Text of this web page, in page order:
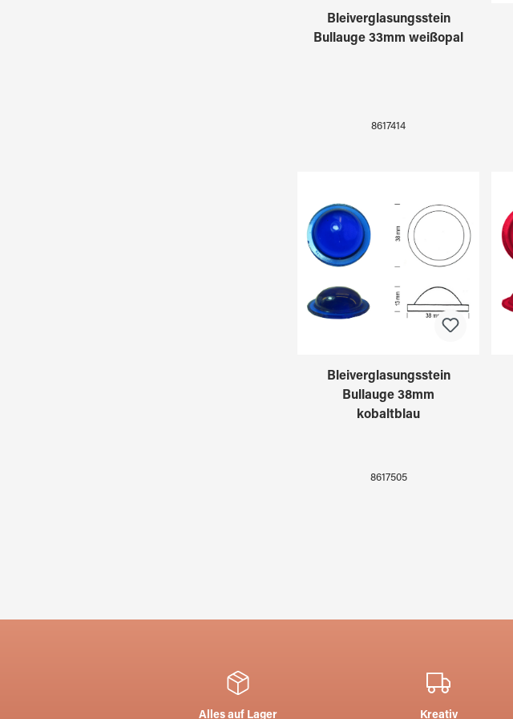
Bleiverglasungsstein
Bullauge 33mm weißopal
8617414
Bleiverglasungsstein
Bullauge 38mm
kobaltblau
8617505
Alles auf Lager Kreativ